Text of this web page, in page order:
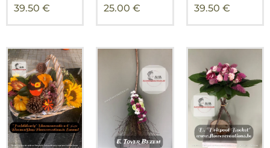
39.50 € 25.00 € 39.50 €